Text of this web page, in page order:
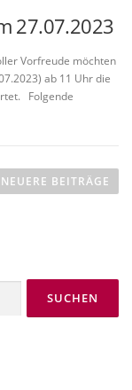
27.07.2023
Vorfreude möchten
ab 11 Uhr die
Folgende
NEUERE BEITRÄGE